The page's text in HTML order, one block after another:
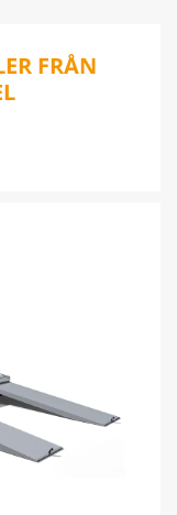
FRÅN